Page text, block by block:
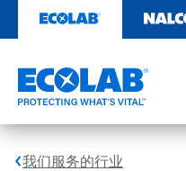
至
我们服务的行业